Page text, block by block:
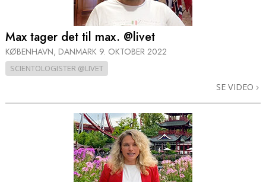
Max tager det til max. @livet
KØBENHAVN, DANMARK 9. OKTOBER 2022
SCIENTOLOGISTER @LIVET
SE VIDEO